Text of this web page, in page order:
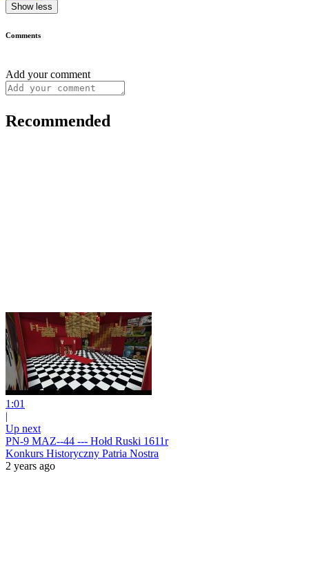
Show less
Comments
Add your comment
Recommended
1:01
|
Up next
PN-9 MAZ--44 --- Hołd Ruski 1611r
Konkurs Historyczny Patria Nostra
2 years ago